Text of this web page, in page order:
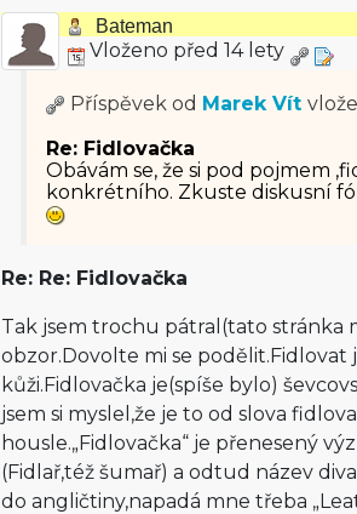
Bateman
Vloženo před 14 lety
Příspěvek od Marek Vít
Re: Fidlovačka
Obávám se, že si pod pojmem
konkrétního. Zkuste diskusní
Re: Re: Fidlovačka
Tak jsem trochu pátral(tato stránka
obzor.Dovolte mi se podělit.Fidlovat
kůži.Fidlovačka je(spíše bylo)
jsem si myslel,že je to od slova
housle.„Fidlovačka“ je přenesený
(Fidlař,též šumař) a odtud název
do angličtiny,napadá mne třeba